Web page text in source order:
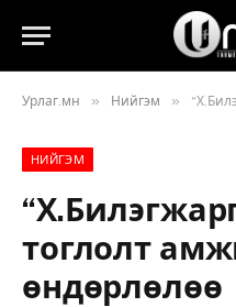
Урлаг.мн » Нийгэм »
НИЙГЭМ
тоглолт
өндөрлөлөө